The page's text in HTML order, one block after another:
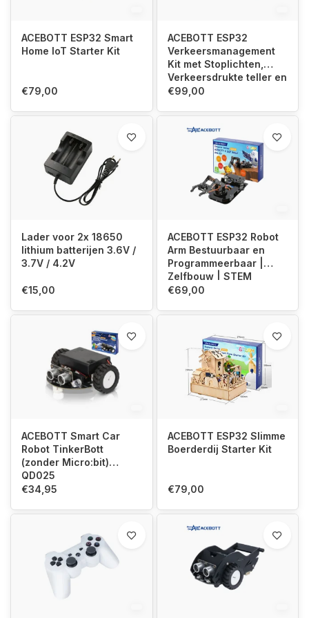
ACEBOTT ESP32 Smart
Home IoT Starter Kit
€79,00
ACEBOTT ESP32
Verkeersmanagement
Kit met Stoplichten,
Verkeersdrukte teller en
Parkeertoegangbeheer
€99,00
Lader voor 2x 18650
lithium batterijen 3.6V /
3.7V / 4.2V
€15,00
ACEBOTT ESP32 Robot
Arm Bestuurbaar en
Programmeerbaar |
Zelfbouw | STEM
€69,00
ACEBOTT Smart Car
Robot TinkerBott
(zonder Micro:bit)
QD025
€34,95
ACEBOTT ESP32 Slimme
Boerderdij Starter Kit
€79,00